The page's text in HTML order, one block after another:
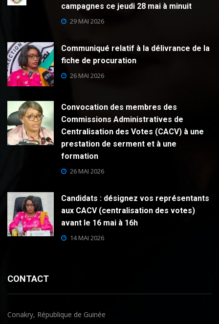
campagnes ce jeudi 28 mai à minuit
29 MAI 2026
Communiqué relatif à la délivrance de la
fiche de procuration
26 MAI 2026
Convocation des membres des
Commissions Administratives de
Centralisation des Votes (CACV) à une
prestation de serment et à une
formation
26 MAI 2026
Candidats : désignez vos représentants
aux CACV (centralisation des votes)
avant le 16 mai à 16h
14 MAI 2026
CONTACT
Conakry, République de Guinée